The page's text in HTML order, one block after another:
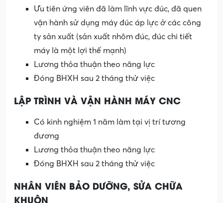
Ưu tiên ứng viên đã làm lĩnh vực đúc, đã quen
vận hành sử dụng máy đúc áp lực ở các công
ty sản xuất (sản xuất nhôm đúc, đúc chi tiết
máy là một lợi thế mạnh)
Lương thỏa thuận theo năng lực
Đóng BHXH sau 2 tháng thử việc
LẬP TRÌNH VÀ VẬN HÀNH MÁY CNC
Có kinh nghiệm 1 năm làm tại vị trí tương
đương
Lương thỏa thuận theo năng lực
Đóng BHXH sau 2 tháng thử việc
NHÂN VIÊN BẢO DƯỠNG, SỬA CHỮA
KHUÔN